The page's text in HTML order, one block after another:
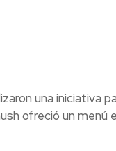
una iniciativa
ofreció un menú